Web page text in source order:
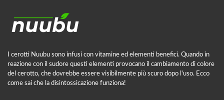
I cerotti Nuubu sono infusi con vitamine ed elementi benefici. Quando in
reazione con il sudore questi elementi provocano il cambiamento di colore
del cerotto, che dovrebbe essere visibilmente più scuro dopo l'uso. Ecco
come sai che la disintossicazione funziona!